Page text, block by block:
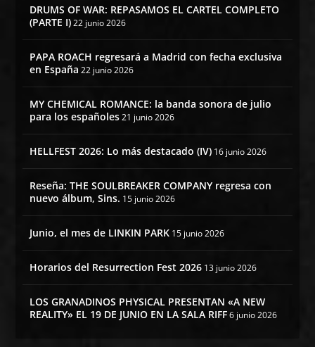
DRUMS OF WAR: REPASAMOS EL CARTEL COMPLETO
(PARTE I) 22 junio 2026
PAPA ROACH regresará a Madrid con fecha exclusiva
en España 22 junio 2026
MY CHEMICAL ROMANCE: la banda sonora de julio
para los españoles 21 junio 2026
HELLFEST 2026: Lo más destacado (IV) 16 junio 2026
Reseña: THE SOULBREAKER COMPANY regresa con
nuevo álbum, Sins. 15 junio 2026
Junio, el mes de LINKIN PARK 15 junio 2026
Horarios del Resurrection Fest 2026 13 junio 2026
LOS GRANADINOS PHYSICAL PRESENTAN «A NEW
REALITY» EL 19 DE JUNIO EN LA SALA RIFF 6 junio 2026